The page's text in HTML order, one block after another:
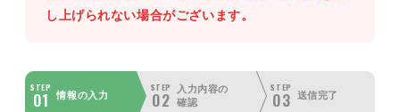
し上げられない場合がございます。
STEP
01 情報の入力
STEP
02
入力内容の
確認
STEP
03 送信完了